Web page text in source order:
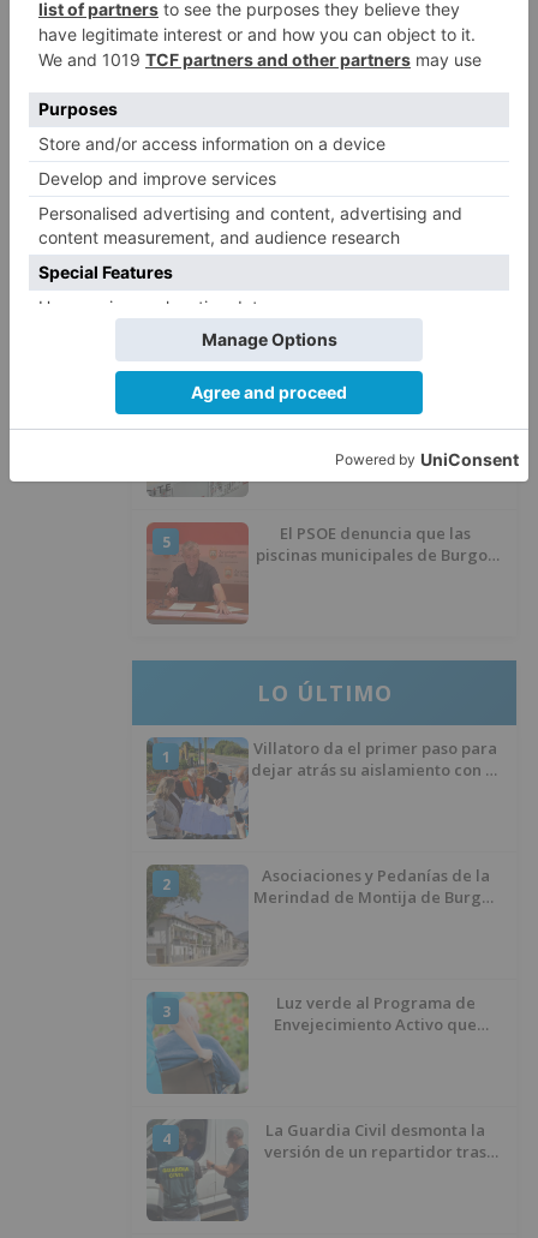
1
Barrio (PSOE) denuncia que la
apertura del Castillo responde a
“una foto” y no a la culminación
del proyecto
2
El poblado de El Encuentro de
Burgos a punto de culminar su
proceso de realojo
3
memoria del pueblo burgalés de
Huérmeces
4
CCOO Burgos tramita más de 200
expedientes de regularización
de inmigrantes
5
El PSOE denuncia que las
piscinas municipales de Burgos
LO ÚLTIMO
1
Villatoro da el primer paso para
dejar atrás su aislamiento con el
2
Asociaciones y Pedanías de la
Merindad de Montija de Burgos
3
Luz verde al Programa de
Envejecimiento Activo que
4
La Guardia Civil desmonta la
versión de un repartidor tras